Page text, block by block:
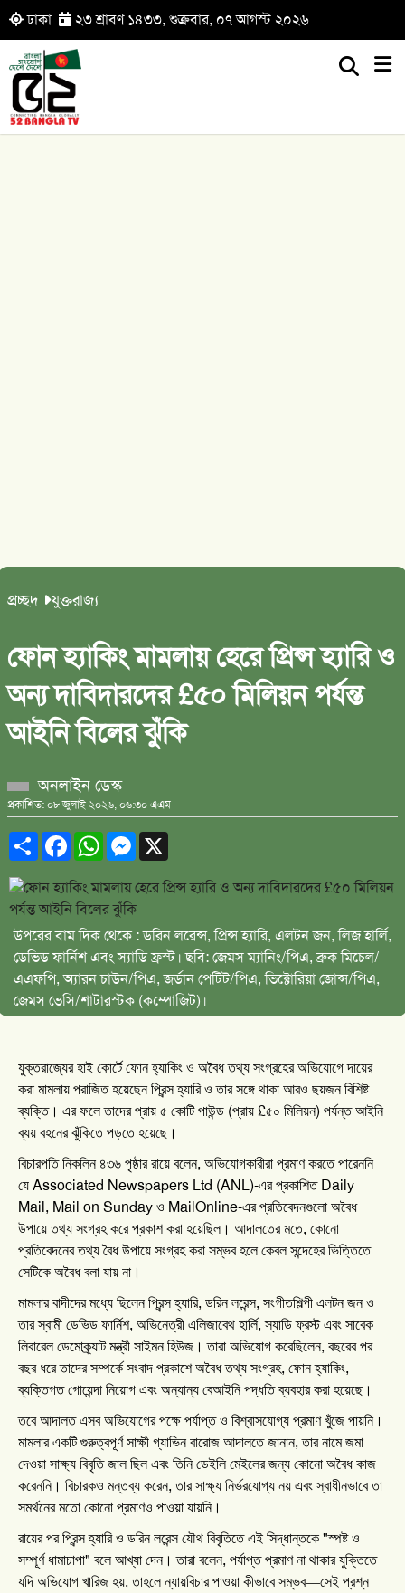
ঢাকা ২৩ শ্রাবণ ১৪৩৩, শুক্রবার, ০৭ আগস্ট ২০২৬
প্রচ্ছদ যুক্তরাজ্য
ফোন হ্যাকিং মামলায় হেরে প্রিন্স হ্যারি ও
অন্য দাবিদারদের £৫০ মিলিয়ন পর্যন্ত
আইনি বিলের ঝুঁকি
অনলাইন ডেস্ক
প্রকাশিত: ০৮ জুলাই ২০২৬, ০৬:৩০ এএম
ShareFacebookWhatsAppMessenger
উপরের বাম দিক থেকে : ডরিন লরেন্স, প্রিন্স হ্যারি, এলটন জন, লিজ হার্লি,
ডেভিড ফার্নিশ এবং স্যাডি ফ্রস্ট। ছবি: জেমস ম্যানিং/পিএ, ব্রুক মিচেল/
এএফপি, অ্যারন চাউন/পিএ, জর্ডান পেটিট/পিএ, ভিক্টোরিয়া জোন্স/পিএ,
জেমস ভেসি/শাটারস্টক (কম্পোজিট)।
যুক্তরাজ্যের হাই কোর্টে ফোন হ্যাকিং ও অবৈধ তথ্য সংগ্রহের অভিযোগে দায়ের
করা মামলায় পরাজিত হয়েছেন প্রিন্স হ্যারি ও তার সঙ্গে থাকা আরও ছয়জন বিশিষ্ট
ব্যক্তি। এর ফলে তাদের প্রায় ৫ কোটি পাউন্ড (প্রায় £৫০ মিলিয়ন) পর্যন্ত আইনি
ব্যয় বহনের ঝুঁকিতে পড়তে হয়েছে।
বিচারপতি নিকলিন ৪৩৬ পৃষ্ঠার রায়ে বলেন, অভিযোগকারীরা প্রমাণ করতে পারেননি
যে Associated Newspapers Ltd (ANL)-এর প্রকাশিতDaily
Mail, Mail on Sunday ও MailOnline-এর প্রতিবেদনগুলো অবৈধ
উপায়ে তথ্য সংগ্রহ করে প্রকাশ করা হয়েছিল। আদালতের মতে, কোনো
প্রতিবেদনের তথ্য বৈধ উপায়ে সংগ্রহ করা সম্ভব হলে কেবল সন্দেহের ভিত্তিতে
সেটিকে অবৈধ বলা যায় না।
মামলার বাদীদের মধ্যে ছিলেন প্রিন্স হ্যারি, ডরিন লরেন্স, সংগীতশিল্পী এলটন জন ও
তার স্বামী ডেভিড ফার্নিশ, অভিনেত্রী এলিজাবেথ হার্লি,স্যাডি ফ্রস্ট এবং সাবেক
লিবারেল ডেমোক্র্যাট মন্ত্রী সাইমন হিউজ। তারা অভিযোগ করেছিলেন, বছরের পর
বছর ধরে তাদের সম্পর্কে সংবাদ প্রকাশে অবৈধ তথ্য সংগ্রহ, ফোন হ্যাকিং,
ব্যক্তিগত গোয়েন্দা নিয়োগ এবং অন্যান্য বেআইনি পদ্ধতি ব্যবহার করা হয়েছে।
তবে আদালত এসব অভিযোগের পক্ষে পর্যাপ্ত ও বিশ্বাসযোগ্য প্রমাণ খুঁজে পায়নি।
মামলার একটি গুরুত্বপূর্ণ সাক্ষী গ্যাভিন বারোজ আদালতে জানান,তার নামে জমা
দেওয়া সাক্ষ্য বিবৃতি জাল ছিল এবং তিনি ডেইলি মেইলের জন্য কোনো অবৈধ কাজ
করেননি। বিচারকও মন্তব্য করেন,তার সাক্ষ্য নির্ভরযোগ্য নয় এবং স্বাধীনভাবে তা
সমর্থনের মতো কোনো প্রমাণও পাওয়া যায়নি।
রায়ের পর প্রিন্স হ্যারি ও ডরিন লরেন্স যৌথ বিবৃতিতে এই সিদ্ধান্তকে "স্পষ্ট ও
সম্পূর্ণ ধামাচাপা" বলে আখ্যা দেন। তারা বলেন, পর্যাপ্ত প্রমাণ না থাকার যুক্তিতে
যদি অভিযোগ খারিজ হয়,তাহলে ন্যায়বিচার পাওয়া কীভাবে সম্ভব—সেই প্রশ্ন